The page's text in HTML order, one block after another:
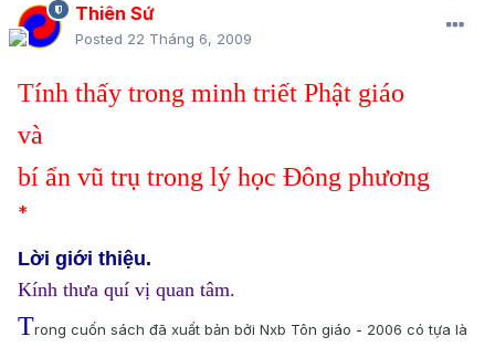
Thiên Sứ
Posted 22 Tháng 6, 2009
Tính thấy trong minh triết Phật giáo
và
bí ẩn vũ trụ trong lý học Đông phương
*
Lời giới thiệu.
Kính thưa quí vị quan tâm.
Trong cuốn sách đã xuất bản bởi Nxb Tôn giáo - 2006 có tựa là